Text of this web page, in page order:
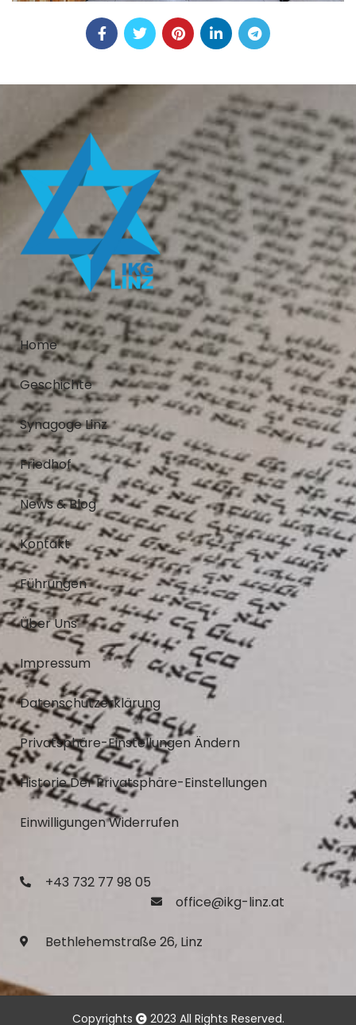
Home
Geschichte
Synagoge Linz
Friedhof
News & Blog
Kontakt
Führungen
Über Uns
Impressum
Datenschutzerklärung
Privatsphäre-Einstellungen Ändern
Historie Der Privatsphäre-Einstellungen
Einwilligungen Widerrufen
+43 732 77 98 05
office@ikg-linz.at
Bethlehemstraße 26, Linz
Copyrights 2023 All Rights Reserved.